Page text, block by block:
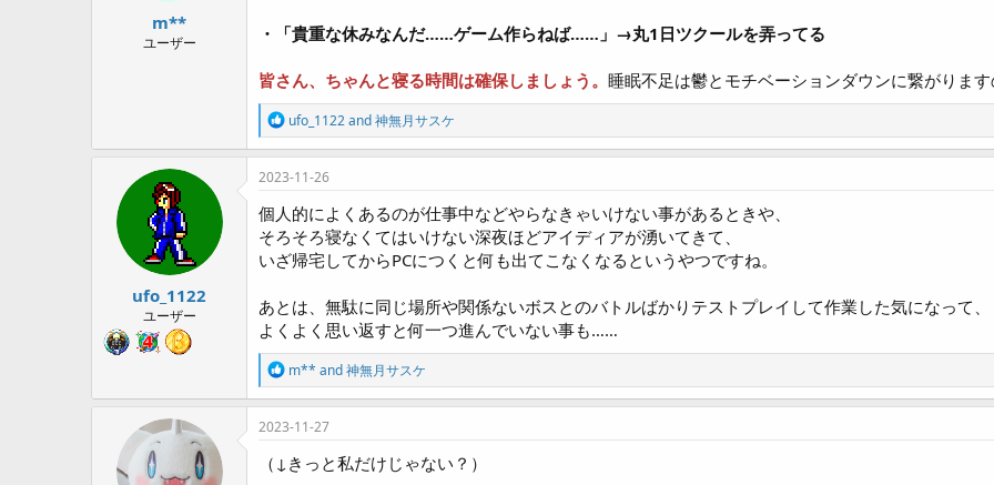
m**
ユーザー ・「貴重な休みなんだ……ゲーム作らねば……」→丸1日ツクールを弄ってる
皆さん、ちゃんと寝る時間は確保しましょう。 睡眠不足は鬱とモチベーションダウンに繋がりま
R
e
a
c
o
n
s
ufo_1122and神無月サスケ
ufo_1122
ユーザー
2023-11-26
個人的によくあるのが仕事中などやらなきゃいけない事があるときや、
そろそろ寝なくてはいけない深夜ほどアイディアが湧いてきて、
いざ帰宅してからPCにつくと何も出てこなくなるというやつですね。
あとは、無駄に同じ場所や関係ないボスとのバトルばかりテストプレイして作業した気になって、
よくよく思い返すと何一つ進んでいない事も……
R
e
a
c
o
m** and神無月サスケ
2023-11-27
（↓きっと私だけじゃない？）